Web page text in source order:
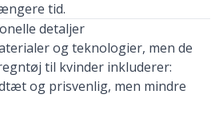
tid.
detaljer
ogteknologier, men de
til kvinder inkluderer:
og prisvenlig, men mindre